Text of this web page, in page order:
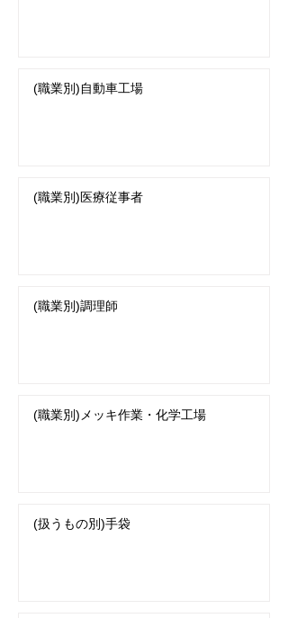
(職業別)自動車工場
(職業別)医療従事者
(職業別)調理師
(職業別)メッキ作業・化学工場
(扱うもの別)手袋